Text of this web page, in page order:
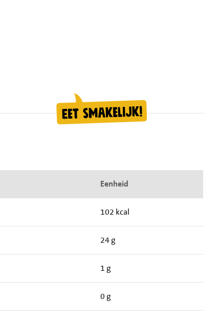
Eenheid
102 kcal
24 g
1 g
0 g